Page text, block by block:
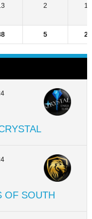
2 15
5 23
OF SOUTH